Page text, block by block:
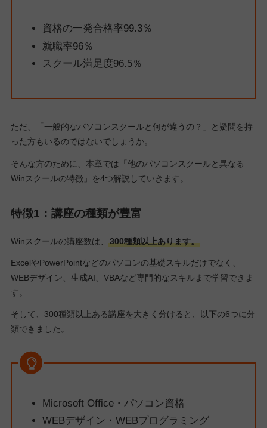
資格の一発合格率99.3％
就職率96％
スクール満足度96.5％
ただ、「一般的なパソコンスクールと何が違うの？」と疑問を持
った方もいるのではないでしょうか。
そんな方のために、本章では「他のパソコンスクールと異なる
Winスクールの特徴」を4つ解説していきます。
特徴1：講座の種類が豊富
Winスクールの講座数は、 300種類以上あります。
ExcelやPowerPointなどのパソコンの基礎スキルだけでなく、
WEBデザイン、生成AI、VBAなど専門的なスキルまで学習できま
す。
そして、300種類以上ある講座を大きく分けると、以下の6つに分
類できました。
Microsoft Office・パソコン資格
WEBデザイン・WEBプログラミング